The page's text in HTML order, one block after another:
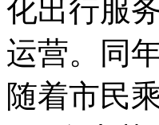
化出行服
运营。同
随着市民